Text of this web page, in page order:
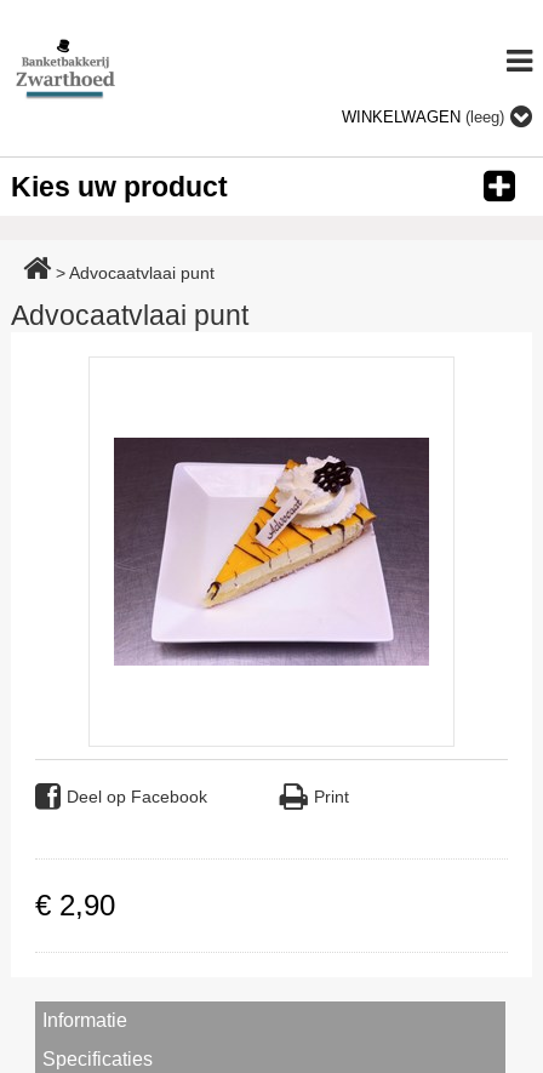
WINKELWAGEN (leeg)
Kies uw product
>Advocaatvlaai punt
Advocaatvlaai punt
Deel op Facebook Print
€ 2,90
Informatie
Specificaties